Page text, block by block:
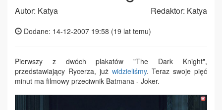
Autor: Katya Redaktor: Katya
Dodane: 14-12-2007 19:58 (19 lat temu)
Pierwszy z dwóch plakatów "The Dark Knight",
przedstawiający Rycerza, już widzieliśmy. Teraz swoje pięć
minut ma filmowy przeciwnik Batmana - Joker.